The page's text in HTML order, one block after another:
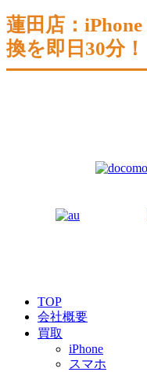
蓮田店：
換を即日30分！
TOP
会社概要
買取
iPhone
スマホ